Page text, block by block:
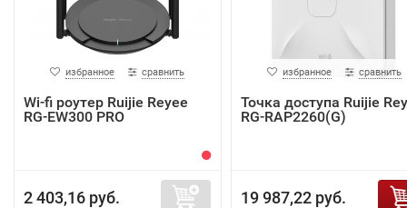
избранное сравнить
Wi-fi роутер Ruijie Reyee
RG-EW300 PRO
2 403,16 руб.
избранное сравнить
Точка доступа Ruijie
RG-RAP2260(G)
19 987,22 руб.